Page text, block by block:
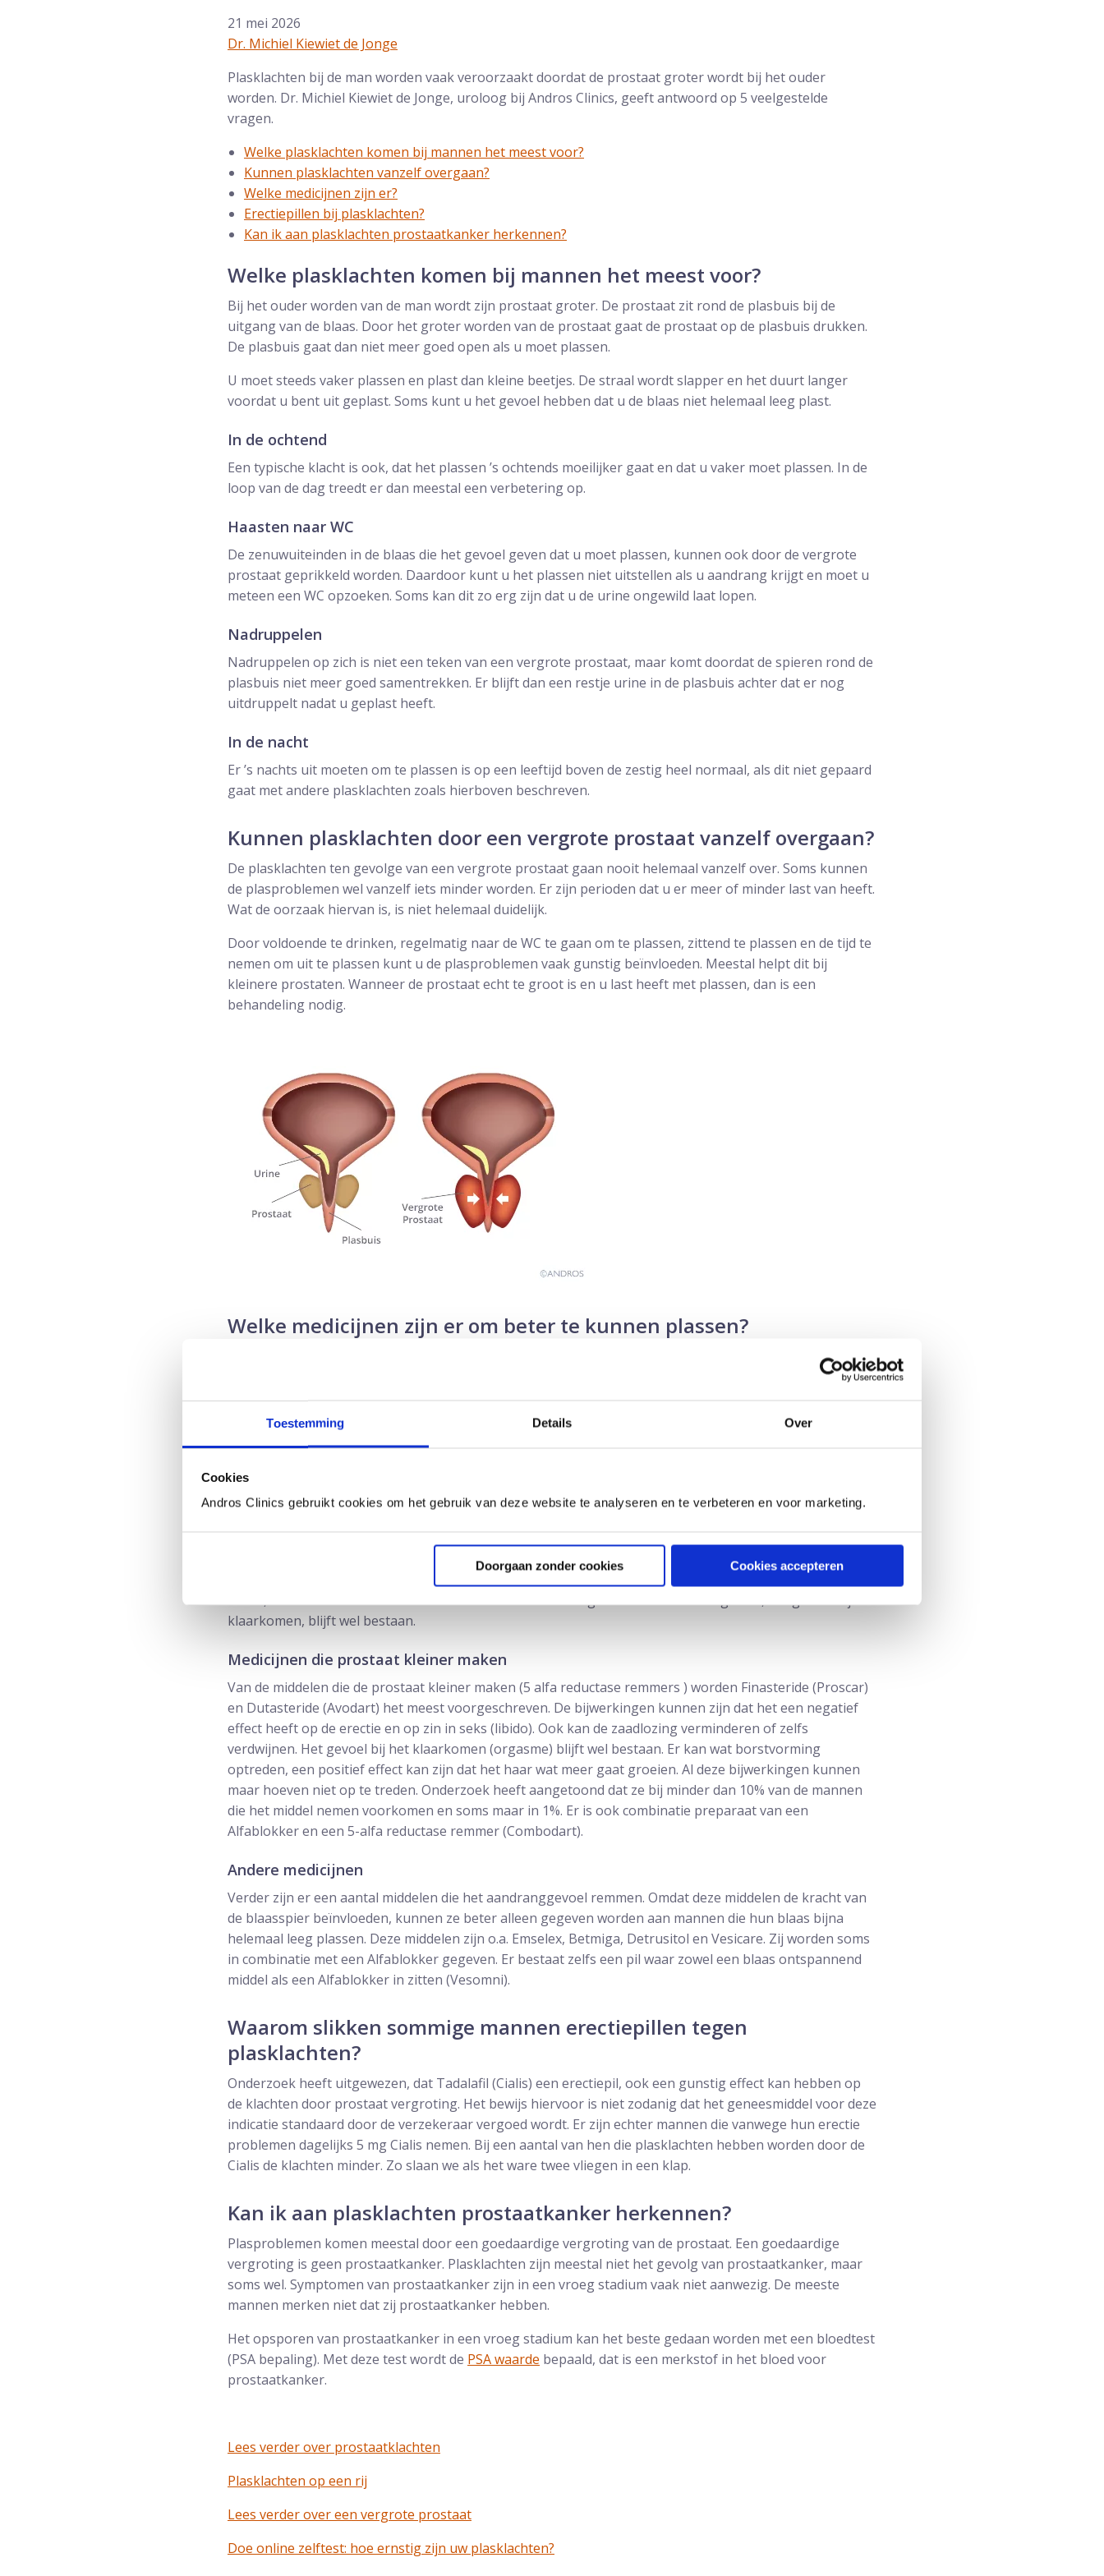
Toestemming Details Over
Cookies
Andros Clinics gebruikt cookies om het gebruik van deze website te analyseren en te verbeteren en voor marketing.
Doorgaan zonder cookies Cookies accepteren
21 mei 2026
Dr. Michiel Kiewiet de Jonge
Plasklachten bij de man worden vaak veroorzaakt doordat de prostaat groter wordt bij het ouder
worden. Dr. Michiel Kiewiet de Jonge, uroloog bij Andros Clinics, geeft antwoord op 5 veelgestelde
vragen.
Welke plasklachten komen bij mannen het meest voor?
Kunnen plasklachten vanzelf overgaan?
Welke medicijnen zijn er?
Erectiepillen bij plasklachten?
Kan ik aan plasklachten prostaatkanker herkennen?
Welke plasklachten komen bij mannen het meest voor?
Bij het ouder worden van de man wordt zijn prostaat groter. De prostaat zit rond de plasbuis bij de
uitgang van de blaas. Door het groter worden van de prostaat gaat de prostaat op de plasbuis drukken.
De plasbuis gaat dan niet meer goed open als u moet plassen.
U moet steeds vaker plassen en plast dan kleine beetjes. De straal wordt slapper en het duurt langer
voordat u bent uit geplast. Soms kunt u het gevoel hebben dat u de blaas niet helemaal leeg plast.
In de ochtend
Een typische klacht is ook, dat het plassen ’s ochtends moeilijker gaat en dat u vaker moet plassen. In de
loop van de dag treedt er dan meestal een verbetering op.
Haasten naar WC
De zenuwuiteinden in de blaas die het gevoel geven dat u moet plassen, kunnen ook door de vergrote
prostaat geprikkeld worden. Daardoor kunt u het plassen niet uitstellen als u aandrang krijgt en moet u
meteen een WC opzoeken. Soms kan dit zo erg zijn dat u de urine ongewild laat lopen.
Nadruppelen
Nadruppelen op zich is niet een teken van een vergrote prostaat, maar komt doordat de spieren rond de
plasbuis niet meer goed samentrekken. Er blijft dan een restje urine in de plasbuis achter dat er nog
uitdruppelt nadat u geplast heeft.
In de nacht
Er ’s nachts uit moeten om te plassen is op een leeftijd boven de zestig heel normaal, als dit niet gepaard
gaat met andere plasklachten zoals hierboven beschreven.
Kunnen plasklachten door een vergrote prostaat vanzelf overgaan?
De plasklachten ten gevolge van een vergrote prostaat gaan nooit helemaal vanzelf over. Soms kunnen
de plasproblemen wel vanzelf iets minder worden. Er zijn perioden dat u er meer of minder last van heeft.
Wat de oorzaak hiervan is, is niet helemaal duidelijk.
Door voldoende te drinken, regelmatig naar de WC te gaan om te plassen, zittend te plassen en de tijd te
nemen om uit te plassen kunt u de plasproblemen vaak gunstig beïnvloeden. Meestal helpt dit bij
kleinere prostaten. Wanneer de prostaat echt te groot is en u last heeft met plassen, dan is een
behandeling nodig.
Welke medicijnen zijn er om beter te kunnen plassen?
Er zijn twee soorten medicijnen die vaak worden voorgeschreven bij plasklachten door een vergrote
prostaat. Medicijnen die de uitgang van de blaas (blaashals) verruimen (Alfablokkers) en medicijnen die
de prostaat kleiner maken (5 alfa reductase remmers)
Medicijnen voor de blaas
(Omnic), Alfusozine (Xatral), Doxazozine (Cardura) en Silidozine (Silodyx). Zij kunnen als bijwerking
hebben dat de bloeddruk er een beetje van naar beneden gaat, waardoor u wat duizelig kunt zijn bij het
Een andere bijwerking waar rekening mee gehouden moet worden is dat er geen zaadlozing meer plaats
vindt. Dit komt omdat de blaashals open staat en het zaadvocht daardoor niet naar buiten gestuwd
klaarkomen, blijft wel bestaan.
Medicijnen die prostaat kleiner maken
Van de middelen die de prostaat kleiner maken (5 alfa reductase remmers ) worden Finasteride (Proscar)
en Dutasteride (Avodart) het meest voorgeschreven. De bijwerkingen kunnen zijn dat het een negatief
effect heeft op de erectie en op zin in seks (libido). Ook kan de zaadlozing verminderen of zelfs
verdwijnen. Het gevoel bij het klaarkomen (orgasme) blijft wel bestaan. Er kan wat borstvorming
optreden, een positief effect kan zijn dat het haar wat meer gaat groeien. Al deze bijwerkingen kunnen
maar hoeven niet op te treden. Onderzoek heeft aangetoond dat ze bij minder dan 10% van de mannen
die het middel nemen voorkomen en soms maar in 1%. Er is ook combinatie preparaat van een
Alfablokker en een 5-alfa reductase remmer (Combodart).
Andere medicijnen
Verder zijn er een aantal middelen die het aandranggevoel remmen. Omdat deze middelen de kracht van
de blaasspier beïnvloeden, kunnen ze beter alleen gegeven worden aan mannen die hun blaas bijna
helemaal leeg plassen. Deze middelen zijn o.a. Emselex, Betmiga, Detrusitol en Vesicare. Zij worden soms
in combinatie met een Alfablokker gegeven. Er bestaat zelfs een pil waar zowel een blaas ontspannend
middel als een Alfablokker in zitten (Vesomni).
Waarom slikken sommige mannen erectiepillen tegen
plasklachten?
Onderzoek heeft uitgewezen, dat Tadalafil (Cialis) een erectiepil, ook een gunstig effect kan hebben op
de klachten door prostaat vergroting. Het bewijs hiervoor is niet zodanig dat het geneesmiddel voor deze
indicatie standaard door de verzekeraar vergoed wordt. Er zijn echter mannen die vanwege hun erectie
problemen dagelijks 5 mg Cialis nemen. Bij een aantal van hen die plasklachten hebben worden door de
Cialis de klachten minder. Zo slaan we als het ware twee vliegen in een klap.
Kan ik aan plasklachten prostaatkanker herkennen?
Plasproblemen komen meestal door een goedaardige vergroting van de prostaat. Een goedaardige
vergroting is geen prostaatkanker. Plasklachten zijn meestal niet het gevolg van prostaatkanker, maar
soms wel. Symptomen van prostaatkanker zijn in een vroeg stadium vaak niet aanwezig. De meeste
mannen merken niet dat zij prostaatkanker hebben.
Het opsporen van prostaatkanker in een vroeg stadium kan het beste gedaan worden met een bloedtest
(PSA bepaling). Met deze test wordt de PSA waarde bepaald, dat is een merkstof in het bloed voor
prostaatkanker.
Lees verder over prostaatklachten
Plasklachten op een rij
Lees verder over een vergrote prostaat
Doe online zelftest: hoe ernstig zijn uw plasklachten?